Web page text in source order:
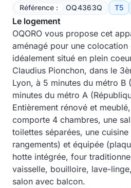
Référence : OQ4363Q T5
Le logement
OQORO vous propose cet
aménagé pour une
idéalement situé en plein
Claudius Pionchon, dans le
Lyon, à 5 minutes du métro B
minutes du métro A
Entièrement rénové et
comporte 4 chambres, une
toilettes séparées, une
rangements) et équipée
hotte intégrée, four
vaisselle, bouilloire, lave-
salon avec balcon.